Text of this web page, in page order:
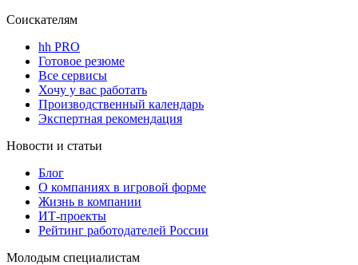
Соискателям
hh PRO
Готовое резюме
Все сервисы
Хочу у вас работать
Производственный календарь
Экспертная рекомендация
Новости и статьи
Блог
О компаниях в игровой форме
Жизнь в компании
ИТ-проекты
Рейтинг работодателей России
Молодым специалистам